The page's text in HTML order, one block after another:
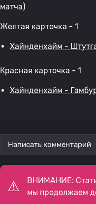
матча)
Желтая карточка - 1
Хайнденхайм -
Красная карточка - 1
Хайнденхайм -
Написать комментарий
ВНИМАНИЕ:
мы продолжаем